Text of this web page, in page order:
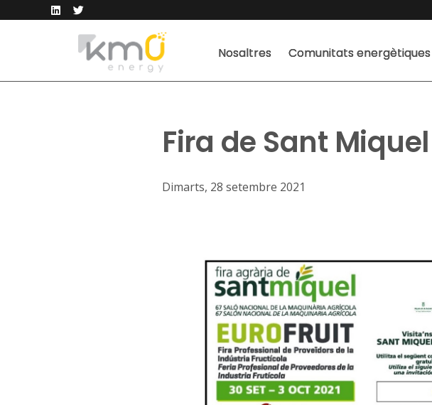
Nosaltres Comunitats energètiques
Fira de Sant Miquel
Dimarts, 28 setembre 2021